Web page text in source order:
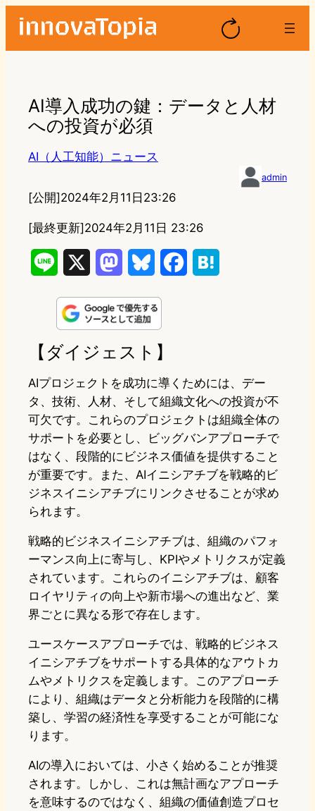
AI導入成功の鍵：データと人材
への投資が必須
AI（人工知能）ニュース
admin
[公開]2024年2月11日23:26
[最終更新]2024年2月11日 23:26
n
e
s
d
o
n
u
e
k
y
o
o
k
a
【ダイジェスト】
AIプロジェクトを成功に導くためには、デー
タ、技術、人材、そして組織文化への投資が不
可欠です。これらのプロジェクトは組織全体の
サポートを必要とし、ビッグバンアプローチで
はなく、段階的にビジネス価値を提供すること
が重要です。また、AIイニシアチブを戦略的ビ
ジネスイニシアチブにリンクさせることが求め
られます。
戦略的ビジネスイニシアチブは、組織のパフォ
ーマンス向上に寄与し、KPIやメトリクスが定義
されています。これらのイニシアチブは、顧客
ロイヤリティの向上や新市場への進出など、業
界ごとに異なる形で存在します。
ユースケースアプローチでは、戦略的ビジネス
イニシアチブをサポートする具体的なアウトカ
ムやメトリクスを定義します。このアプローチ
により、組織はデータと分析能力を段階的に構
築し、学習の経済性を享受することが可能にな
ります。
AIの導入においては、小さく始めることが推奨
されます。しかし、これは無計画なアプローチ
を意味するのではなく、組織の価値創造プロセ